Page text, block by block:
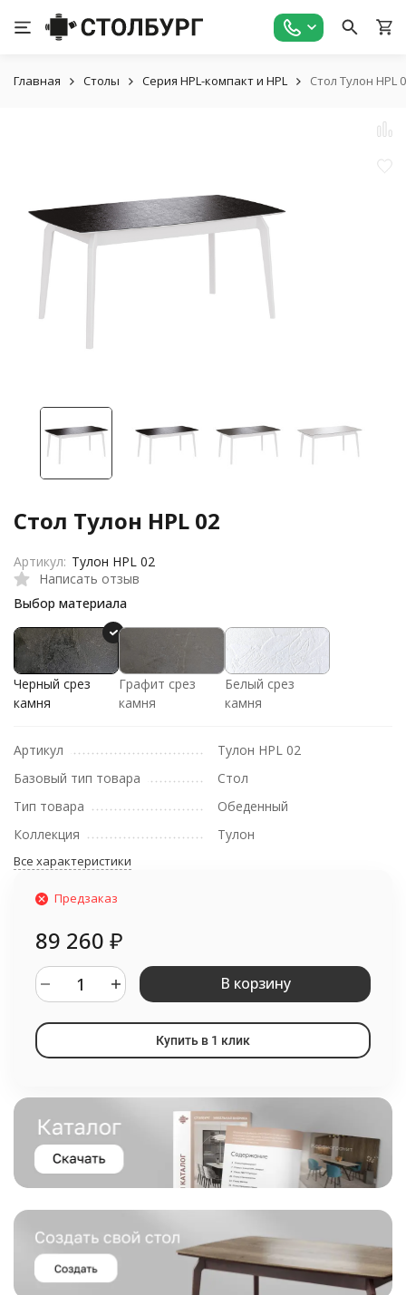
Главная Столы Серия HPL-компакт и HPL Стол Тулон HPL
Стол Тулон HPL 02
Написать отзыв
Выбор материала
Черный срез
камня
Графит срез
камня
Белый срез
камня
Артикул: Тулон HPL 02
Артикул
Тулон HPL 02
Базовый тип товара
Стол
Тип товара
Обеденный
Коллекция
Тулон
Все характеристики
Предзаказ
89 260 ₽
В корзину
Купить в 1 клик